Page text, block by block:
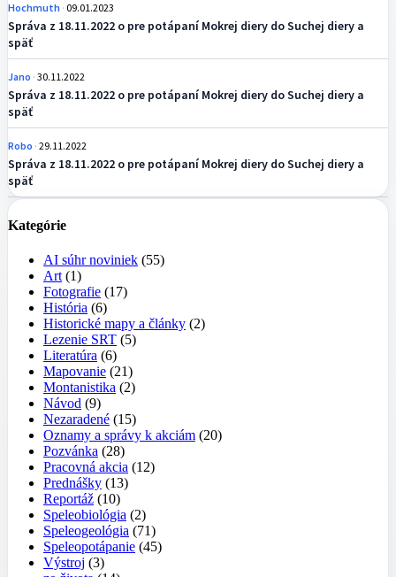
Hochmuth 09.01.2023
Správa z 18.11.2022 o pre potápaní Mokrej diery do Suchej diery a
späť
Jano 30.11.2022
Správa z 18.11.2022 o pre potápaní Mokrej diery do Suchej diery a
späť
Robo 29.11.2022
Správa z 18.11.2022 o pre potápaní Mokrej diery do Suchej diery a
späť
Kategórie
AI súhr noviniek (55)
Art (1)
Fotografie (17)
História (6)
Historické mapy a články (2)
Lezenie SRT (5)
Literatúra (6)
Mapovanie (21)
Montanistika (2)
Návod (9)
Nezaradené (15)
Oznamy a správy k akciám (20)
Pozvánka (28)
Pracovná akcia (12)
Prednášky (13)
Reportáž (10)
Speleobiológia (2)
Speleogeológia (71)
Speleopotápanie (45)
Výstroj (3)